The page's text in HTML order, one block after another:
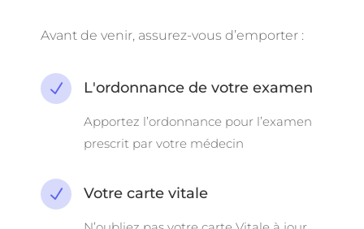
Avant de venir, assurez-vous d’emporter :
N L'ordonnance de votre examen
Apportez l’ordonnance pour l’examen
prescrit par votre médecin
N Votre carte vitale